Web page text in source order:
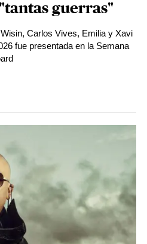
guerras"
Carlos Vives, Emilia y Xavi
fue presentada en la Semana